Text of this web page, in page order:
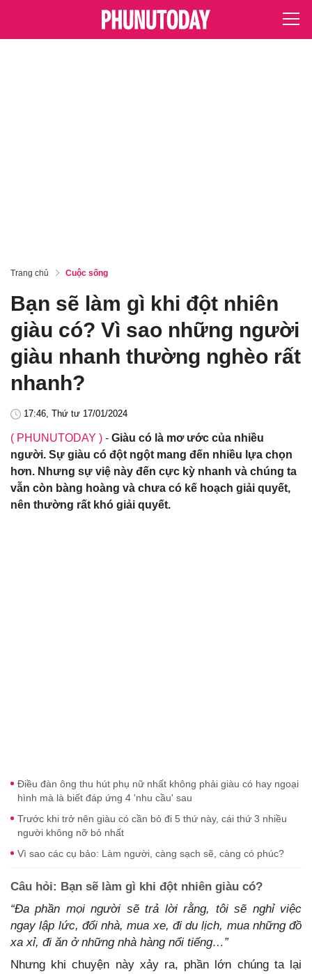
Trang chủ Cuộc sống
Bạn sẽ làm gì khi đột nhiên
giàu có? Vì sao những người
giàu nhanh thường nghèo rất
nhanh?
17:46, Thứ tư 17/01/2024
( PHUNUTODAY ) - Giàu có là mơ ước của nhiều
người. Sự giàu có đột ngột mang đến nhiều lựa chọn
hơn. Nhưng sự việ này đến cực kỳ nhanh và chúng ta
vẫn còn bàng hoàng và chưa có kế hoạch giải quyết,
nên thường rất khó giải quyết.
Điều đàn ông thu hút phụ nữ nhất không phải giàu có hay ngoại
hình mà là biết đáp ứng 4 'nhu cầu' sau
Trước khi trở nên giàu có cần bỏ đi 5 thứ này, cái thứ 3 nhiều
người không nỡ bỏ nhất
Vì sao các cụ bảo: Làm người, càng sạch sẽ, càng có phúc?
Câu hỏi: Bạn sẽ làm gì khi đột nhiên giàu có?
“Đa phần mọi người sẽ trả lời rằng, tôi sẽ nghỉ việc
ngay lập lức, đổi nhà, mua xe, đi du lịch, mua những đồ
xa xỉ, đi ăn ở những nhà hàng nổi tiếng…”
Nhưng khi chuyện này xảy ra, phần lớn chúng ta lại